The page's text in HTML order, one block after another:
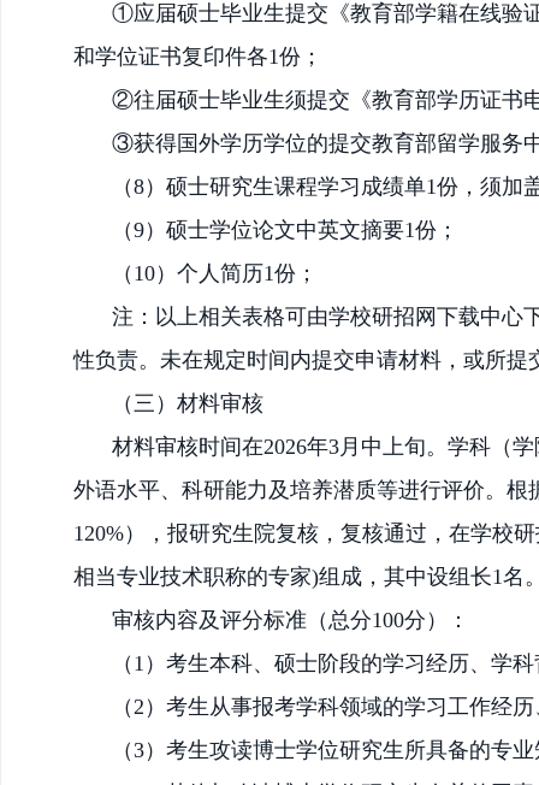
①应届硕士毕业生提交《教育部学籍在线验
和学位证书复印件各1份；
②往届硕士毕业生须提交《教育部学历证书
③获得国外学历学位的提交教育部留学服务
（8）硕士研究生课程学习成绩单1份，须加
（9）硕士学位论文中英文摘要1份；
（ 10） 个人简历1份；
注：以上相关表格可由学校研招网下载中心
性负责。未在规定时间内提交申请材料，或所
（三）材料审核
材料审核时间在2026年3月中上旬。 学科（学
外语水平、科研能力及培养潜质等进行评价。
120%），报研究生院复核，复核通过，在学校
相当专业技术职称的专家)组成，其中设组长1
审核内容及评分标准（总分100分）：
（ 1）考生本科、硕士阶段的学习经历、学
（2）考生从事报考学科领域的学习工作经
（3）考生攻读博士学位研究生所具备的专